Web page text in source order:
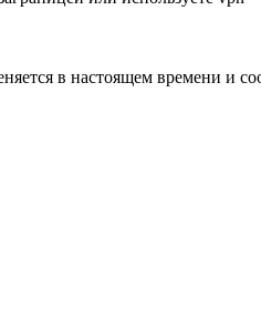
в настоящем времени и